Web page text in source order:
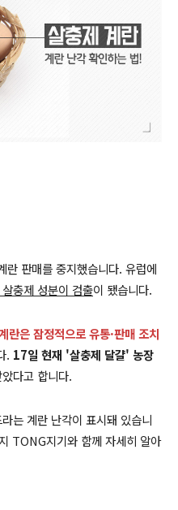
판매를 중지했습니다. 유럽에
충제 성분이 검출이 됐습니다.
란은 잠정적으로 유통·판매 조치
. 17일 현재 '살충제 달걀' 농장
다고 합니다.
는 계란 난각이 표시돼 있습니
TONG지기와 함께 자세히 알아